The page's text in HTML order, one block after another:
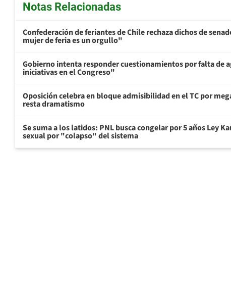
Notas Relacionadas
Confederación de feriantes de Chile rechaza dichos de
mujer de feria es un orgullo"
Gobierno intenta responder cuestionamientos por falta de
iniciativas en el Congreso"
Oposición celebra en bloque admisibilidad en el TC por
resta dramatismo
Se suma a los latidos: PNL busca congelar por 5 años Ley
sexual por "colapso" del sistema